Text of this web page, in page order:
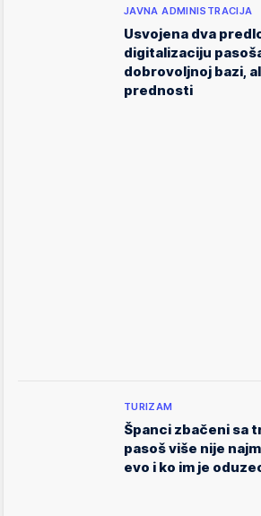
JAVNA ADMINISTRACIJA
Usvojena dva
digitalizaciju
dobrovoljnoj bazi,
prednosti
TURIZAM
Španci zbačeni sa
pasoš više nije
evo i ko im je